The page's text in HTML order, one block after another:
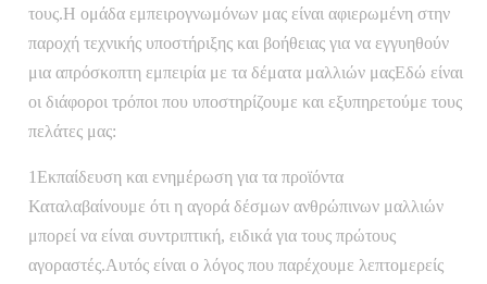
τους.Η ομάδα εμπειρογνωμόνων μας είναι αφιερωμένη στην
παροχή τεχνικής υποστήριξης και βοήθειας για να εγγυηθούν
μια απρόσκοπτη εμπειρία με τα δέματα μαλλιών μαςΕδώ είναι
οι διάφοροι τρόποι που υποστηρίζουμε και εξυπηρετούμε τους
πελάτες μας:
1Εκπαίδευση και ενημέρωση για τα προϊόντα
Καταλαβαίνουμε ότι η αγορά δέσμων ανθρώπινων μαλλιών
μπορεί να είναι συντριπτική, ειδικά για τους πρώτους
αγοραστές.Αυτός είναι ο λόγος που παρέχουμε λεπτομερείς